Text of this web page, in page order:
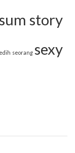
story
seorang sexy